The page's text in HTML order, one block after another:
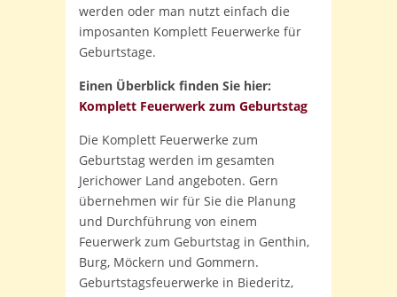
werden oder man nutzt einfach die
imposanten Komplett Feuerwerke für
Geburtstage.
Einen Überblick finden Sie hier:
Komplett Feuerwerk zum Geburtstag
Die Komplett Feuerwerke zum
Geburtstag werden im gesamten
Jerichower Land angeboten. Gern
übernehmen wir für Sie die Planung
und Durchführung von einem
Feuerwerk zum Geburtstag in Genthin,
Burg, Möckern und Gommern.
Geburtstagsfeuerwerke in Biederitz,